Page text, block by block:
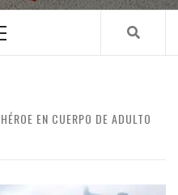
EN CUERPO DE ADULTO